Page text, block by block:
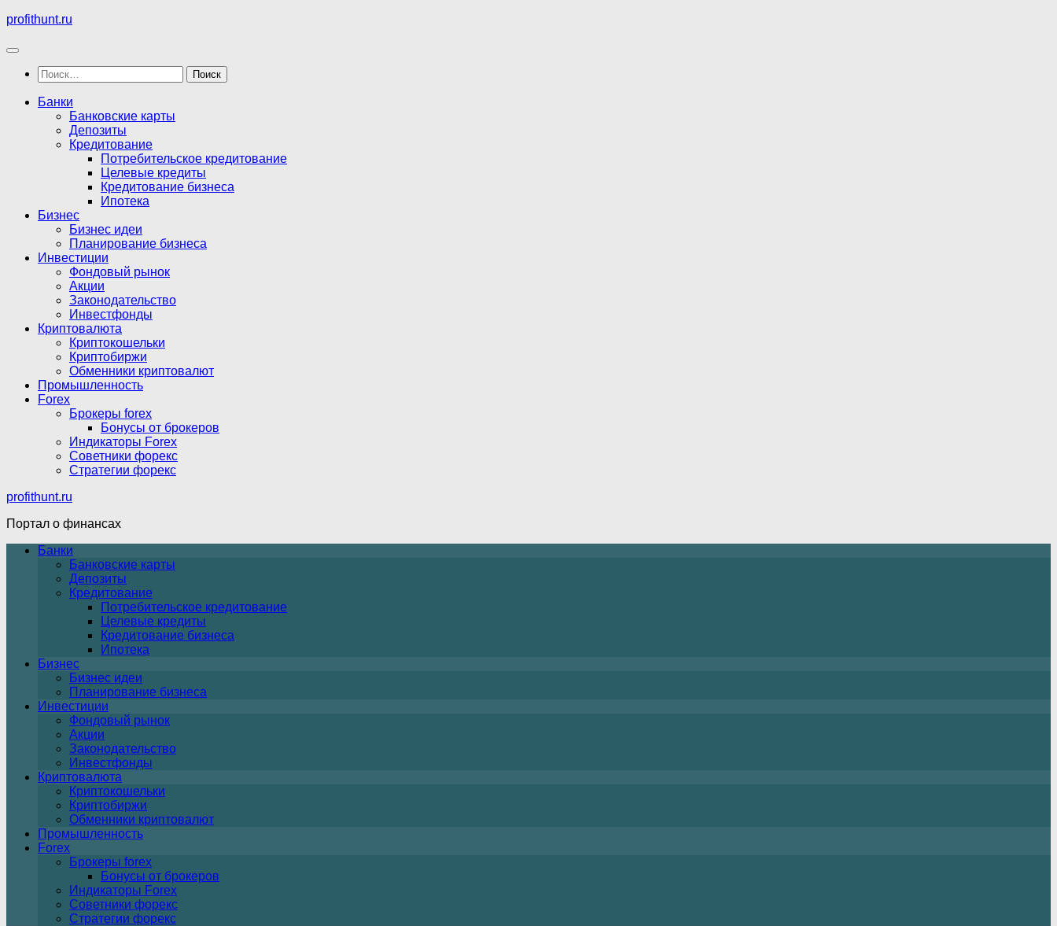
Перейти
содержимому
profithunt.ru
Найти:
Банки
Банковские карты
Депозиты
Кредитование
Потребительское кредитование
Целевые кредиты
Кредитование бизнеса
Ипотека
Бизнес
Бизнес идеи
Планирование бизнеса
Инвестиции
Фондовый рынок
Акции
Законодательство
Инвестфонды
Криптовалюта
Криптокошельки
Криптобиржи
Обменники криптовалют
Промышленность
Forex
Брокеры forex
Бонусы от брокеров
Индикаторы Forex
Советники форекс
Стратегии форекс
profithunt.ru
Портал о финансах
Банки
Банковские карты
Депозиты
Кредитование
Потребительское кредитование
Целевые кредиты
Кредитование бизнеса
Ипотека
Бизнес
Бизнес идеи
Планирование бизнеса
Инвестиции
Фондовый рынок
Акции
Законодательство
Инвестфонды
Криптовалюта
Криптокошельки
Криптобиржи
Обменники криптовалют
Промышленность
Forex
Брокеры forex
Бонусы от брокеров
Индикаторы Forex
Советники форекс
Стратегии форекс